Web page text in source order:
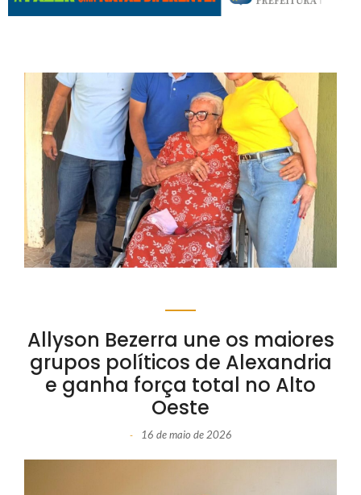
Allyson Bezerra une os maiores
grupos políticos de Alexandria
e ganha força total no Alto
Oeste
- 16 de maio de 2026